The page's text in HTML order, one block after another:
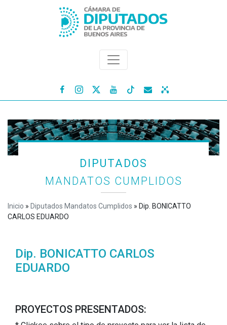
   
DIPUTADOS
MANDATOS CUMPLIDOS
Inicio » Diputados Mandatos Cumplidos » Dip. BONICATTO
CARLOS EDUARDO
Dip. BONICATTO CARLOS
EDUARDO
PROYECTOS PRESENTADOS: